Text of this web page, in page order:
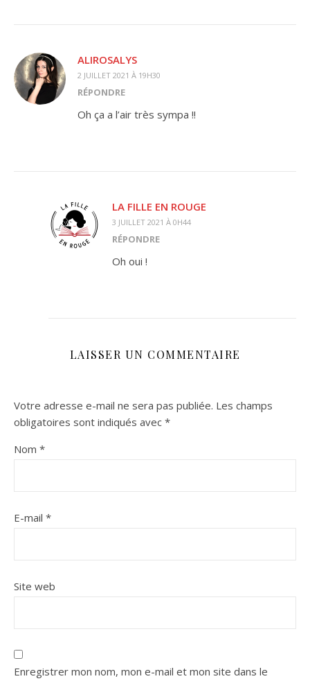
ALIROSALYS
2 JUILLET 2021 À 19H30
RÉPONDRE
Oh ça a l’air très sympa !!
LA FILLE EN ROUGE
3 JUILLET 2021 À 0H44
RÉPONDRE
Oh oui !
LAISSER UN COMMENTAIRE
Votre adresse e-mail ne sera pas publiée. Les champs
obligatoires sont indiqués avec *
Nom *
E-mail *
Site web
Enregistrer mon nom, mon e-mail et mon site dans le